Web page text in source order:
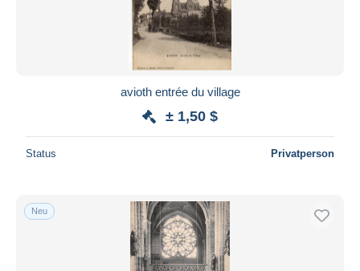
avioth entrée du village
± 1,50 $
Status Privatperson
Neu